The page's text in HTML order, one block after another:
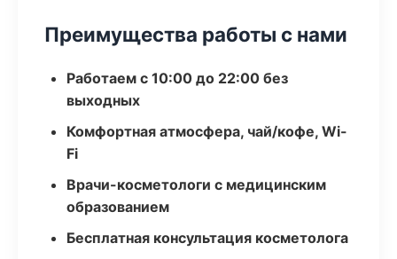
Преимущества работы с нами
Работаем с 10:00 до 22:00 без
выходных
Комфортная атмосфера, чай/кофе, Wi-
Fi
Врачи-косметологи с медицинским
образованием
Бесплатная консультация косметолога